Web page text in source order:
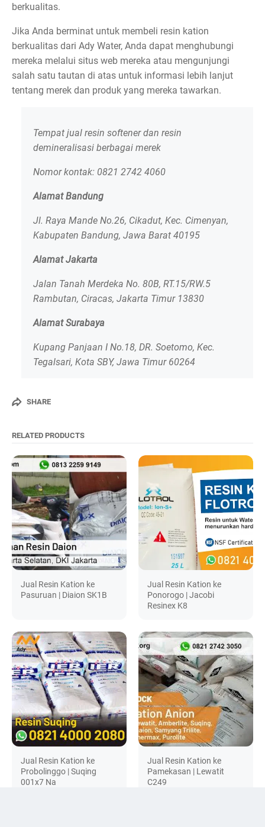
berkualitas.
Jika Anda berminat untuk membeli resin kation
berkualitas dari Ady Water, Anda dapat menghubungi
mereka melalui situs web mereka atau mengunjungi
salah satu tautan di atas untuk informasi lebih lanjut
tentang merek dan produk yang mereka tawarkan.
Tempat jual resin softener dan resin
demineralisasi berbagai merek
Nomor kontak: 0821 2742 4060
Alamat Bandung
Jl. Raya Mande No.26, Cikadut, Kec. Cimenyan,
Kabupaten Bandung, Jawa Barat 40195
Alamat Jakarta
Jalan Tanah Merdeka No. 80B, RT.15/RW.5
Rambutan, Ciracas, Jakarta Timur 13830
Alamat Surabaya
Kupang Panjaan I No.18, DR. Soetomo, Kec.
Tegalsari, Kota SBY, Jawa Timur 60264
SHARE
RELATED PRODUCTS
Jual Resin Kation ke
Pasuruan | Diaion SK1B
Jual Resin Kation ke
Ponorogo | Jacobi
Resinex K8
Jual Resin Kation ke
Probolinggo | Suqing
001x7 Na
Jual Resin Kation ke
Pamekasan | Lewatit
C249